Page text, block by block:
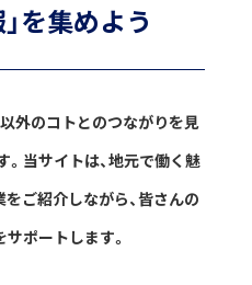
を集めよう
外のコトとのつながりを見
当サイトは、地元で働く魅
ご紹介しながら、皆さんの
ポートします。